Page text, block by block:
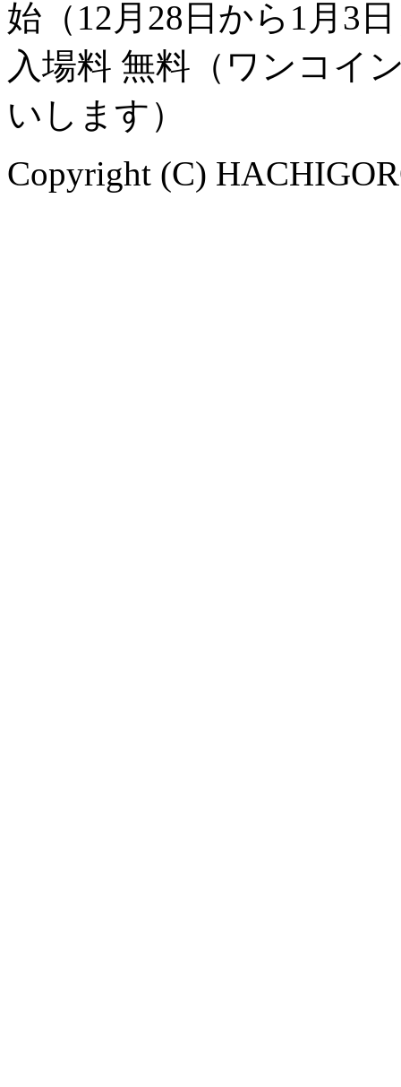
始（12月28日から1月3
入場料 無料（ワンコイ
いします）
Copyright (C)